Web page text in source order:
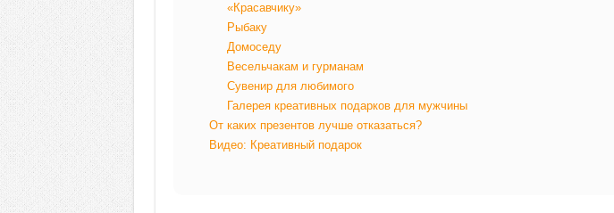
«Красавчику»
Рыбаку
Домоседу
Весельчакам и гурманам
Сувенир для любимого
Галерея креативных подарков для мужчины
От каких презентов лучше отказаться?
Видео: Креативный подарок